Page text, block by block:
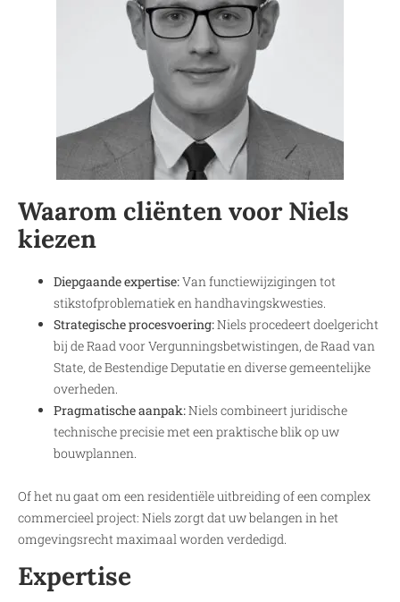
Waarom cliënten voor Niels
kiezen
Diepgaande expertise:Van functiewijzigingen tot
stikstofproblematiek en handhavingskwesties.
Strategische procesvoering:Niels procedeert doelgericht
bij de Raad voor Vergunningsbetwistingen, de Raad van
State, de Bestendige Deputatie en diverse gemeentelijke
overheden.
Pragmatische aanpak:Niels combineert juridische
technische precisie met een praktische blik op uw
bouwplannen.
Of het nu gaat om een residentiële uitbreiding of een complex
commercieel project: Niels zorgt dat uw belangen in het
omgevingsrecht maximaal worden verdedigd.
Expertise